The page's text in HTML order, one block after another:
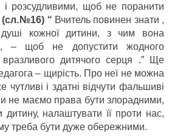
розсудливими, щоб не поранити
(сл.№16) “ Вчитель повинен знати ,
кожної дитини, з чим вона
– щоб не допустити жодного
дитячого серця .” Ще
– щирість. Про неї не можна
чутливі і здатні відчути фальшиві
не маємо права бути злорадними,
налаштувати її проти нас,
треба бути дуже обережними.